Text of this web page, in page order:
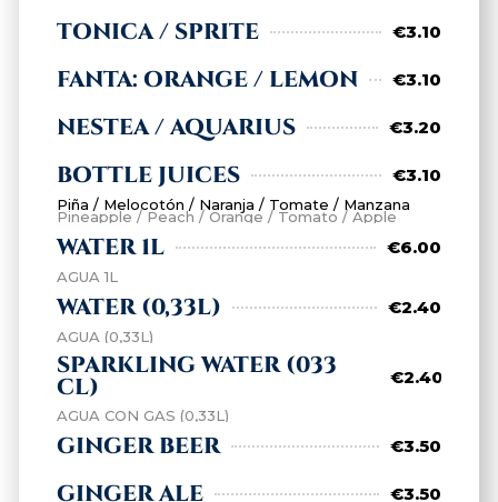
TONICA / SPRITE €3.10
FANTA: ORANGE / LEMON €3.10
NESTEA / AQUARIUS €3.20
BOTTLE JUICES €3.10
Piña / Melocotón / Naranja / Tomate / Manzana
Pineapple / Peach / Orange / Tomato / Apple
WATER 1L €6.00
AGUA 1L
WATER (0,33L) €2.40
AGUA (0,33L)
SPARKLING WATER (033
CL) €2.40
AGUA CON GAS (0,33L)
GINGER BEER €3.50
GINGER ALE €3.50